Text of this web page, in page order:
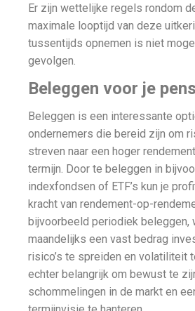
Er zijn wettelijke regels rondom
maximale looptijd van deze
tussentijds opnemen is niet
gevolgen.
Beleggen voor je
Beleggen is een interessante
ondernemers die bereid zijn om
streven naar een hoger
termijn. Door te beleggen in
indexfondsen of ETF’s kun je
kracht van rendement-op-
bijvoorbeeld periodiek beleggen,
maandelijks een vast bedrag
risico’s te spreiden en volatiliteit
echter belangrijk om bewust te
schommelingen in de markt en